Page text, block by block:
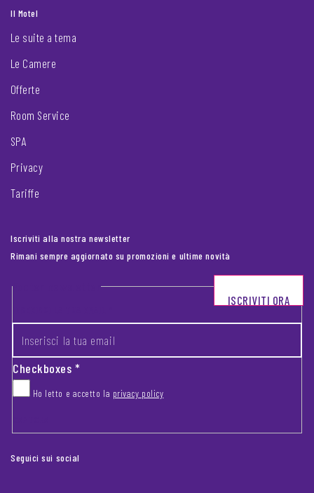
Il Motel
Le suite a tema
Le Camere
Offerte
Room Service
SPA
Privacy
Tariffe
Iscriviti alla nostra newsletter
Rimani sempre aggiornato su promozioni e ultime novità
Footer newsletter
Checkboxes*
Ho letto e accetto la privacy policy
ISCRIVITI ORA
Seguici sui social